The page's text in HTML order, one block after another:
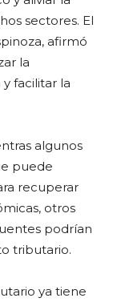
sectores. El
afirmó
la
facilitar la
algunos
puede
recuperar
otros
podrían
tributario.
ya tiene